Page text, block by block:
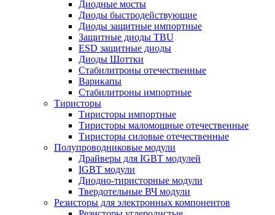
Диодные мосты
Диоды быстродействующие
Диоды защитные импортные
Защитные диоды TBU
ESD защитные диоды
Диоды Шоттки
Стабилитроны отечественные
Варикапы
Стабилитроны импортные
Тиристоры
Тиристоры импортные
Тиристоры маломощные отечественные
Тиристоры силовые отечественные
Полупроводниковые модули
Драйверы для IGBT модулей
IGBT модули
Диодно-тиристорные модули
Твердотельные ВЧ модули
Резисторы для электронных компонентов